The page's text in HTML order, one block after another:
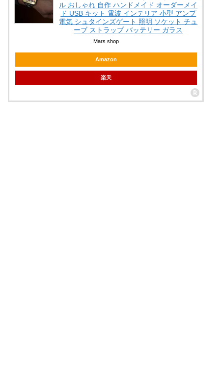
ル おしゃれ 自作 ハンドメイド オーダーメイ
ド USB キット 電波 インテリア 小型 アンプ
電気 シュタインズゲート 照明 ソケット チュ
ーブ ストラップ バッテリー ガラス
Mars shop
Amazon
楽天